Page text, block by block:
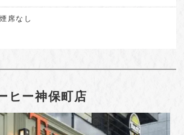
席なし
ヒー神保町店